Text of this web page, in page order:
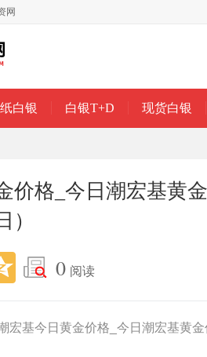
网
纸白银 白银T+D 现货白银
价格_今日潮宏基黄
）
0 阅读
宏基今日黄金价格_今日潮宏基黄